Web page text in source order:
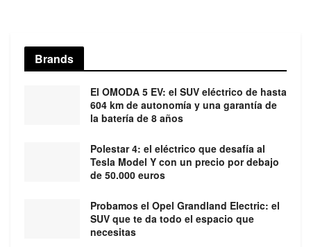
Brands
El OMODA 5 EV: el SUV eléctrico de hasta
604 km de autonomía y una garantía de
la batería de 8 años
Polestar 4: el eléctrico que desafía al
Tesla Model Y con un precio por debajo
de 50.000 euros
Probamos el Opel Grandland Electric: el
SUV que te da todo el espacio que
necesitas